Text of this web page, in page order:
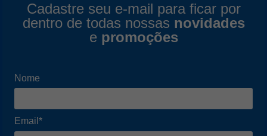
Cadastre seu e-mail para ficar por
dentro de todas nossas novidades
e promoções
Nome
Email*